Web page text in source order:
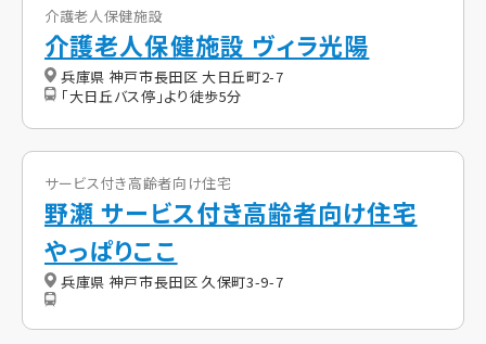
介護老人保健施設
介護老人保健施設 ヴィラ光陽
兵庫県 神戸市長田区 大日丘町2-7
「大日丘バス停」より徒歩5分
サービス付き高齢者向け住宅
野瀬 サービス付き高齢者向け住宅
やっぱりここ
兵庫県 神戸市長田区 久保町3-9-7